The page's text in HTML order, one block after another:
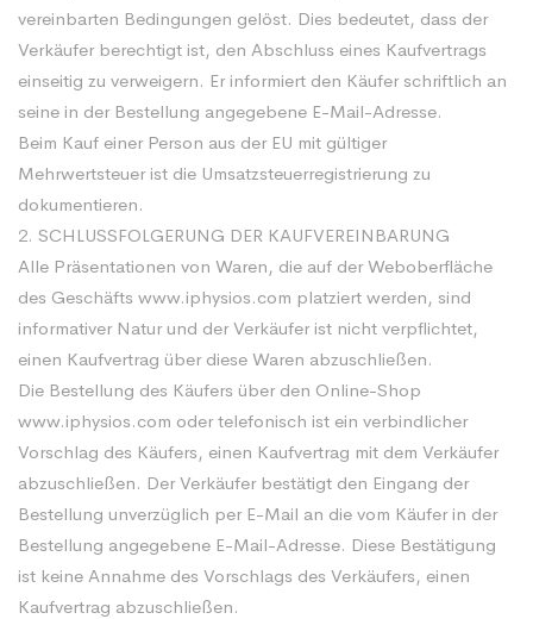
vereinbarten Bedingungen gelöst. Dies bedeutet, dass der
Verkäufer berechtigt ist, den Abschluss eines Kaufvertrags
einseitig zu verweigern. Er informiert den Käufer schriftlich an
seine in der Bestellung angegebene E-Mail-Adresse.
Beim Kauf einer Person aus der EU mit gültiger
Mehrwertsteuer ist die Umsatzsteuerregistrierung zu
dokumentieren.
2. SCHLUSSFOLGERUNG DER KAUFVEREINBARUNG
Alle Präsentationen von Waren, die auf der Weboberfläche
des Geschäfts www.iphysios.com platziert werden, sind
informativer Natur und der Verkäufer ist nicht verpflichtet,
einen Kaufvertrag über diese Waren abzuschließen.
Die Bestellung des Käufers über den Online-Shop
www.iphysios.com oder telefonisch ist ein verbindlicher
Vorschlag des Käufers, einen Kaufvertrag mit dem Verkäufer
abzuschließen. Der Verkäufer bestätigt den Eingang der
Bestellung unverzüglich per E-Mail an die vom Käufer in der
Bestellung angegebene E-Mail-Adresse. Diese Bestätigung
ist keine Annahme des Vorschlags des Verkäufers, einen
Kaufvertrag abzuschließen.